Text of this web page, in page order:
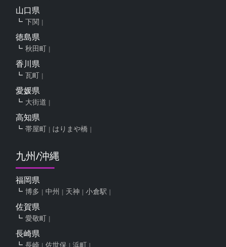
山口県
下関
徳島県
秋田町
香川県
瓦町
愛媛県
大街道
高知県
帯屋町 はりまや橋
九州/沖縄
福岡県
博多 中州 天神 小倉駅
佐賀県
愛敬町
長崎県
長崎 佐世保 浜町